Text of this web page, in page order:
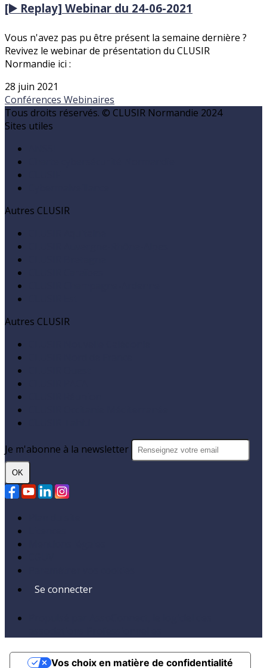
[▶️ Replay] Webinar du 24-06-2021
Vous n'avez pas pu être présent la semaine dernière ?
Revivez le webinar de présentation du CLUSIR
Normandie ici :
28 juin 2021
Conférences Webinaires
Tous droits réservés. © CLUSIR Normandie 2024
Sites utiles
Autres CLUSIR
Autres CLUSIR
Je m'abonne à la newsletter
OK
Se connecter
Vos choix en matière de confidentialité